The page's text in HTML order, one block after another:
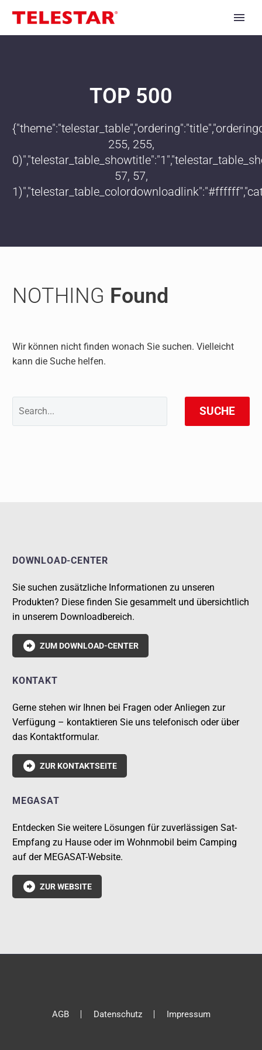
TOP 500
255, 255,
57, 57,
NOTHING Found
Wir können nicht finden wonach Sie suchen. Vielleicht
kann die Suche helfen.
SUCHE
DOWNLOAD-CENTER
Sie suchen zusätzliche Informationen zu unseren
Produkten? Diese finden Sie gesammelt und übersichtlich
in unserem Downloadbereich.
 ZUM DOWNLOAD-CENTER
KONTAKT
Gerne stehen wir Ihnen bei Fragen oder Anliegen zur
Verfügung – kontaktieren Sie uns telefonisch oder über
das Kontaktformular.
 ZUR KONTAKTSEITE
MEGASAT
Entdecken Sie weitere Lösungen für zuverlässigen Sat-
Empfang zu Hause oder im Wohnmobil beim Camping
auf der MEGASAT-Website.
 ZUR WEBSITE
AGB Datenschutz Impressum